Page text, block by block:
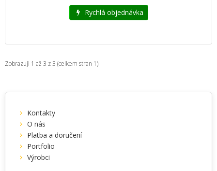
Rychlá objednávka
Zobrazuji 1 až 3 z 3 (celkem stran 1)
Kontakty
O nás
Platba a doručení
Portfolio
Výrobci